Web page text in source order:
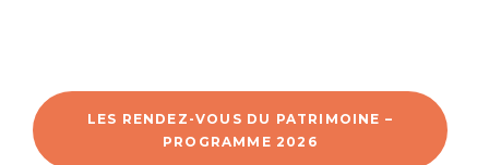
LES RENDEZ-VOUS DU PATRIMOINE –
PROGRAMME 2026